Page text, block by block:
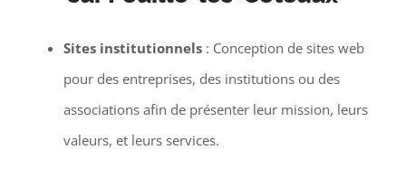
Sites institutionnels: Conception de sites web
pour des entreprises, des institutions ou des
associations afin de présenter leur mission, leurs
valeurs, et leurs services.